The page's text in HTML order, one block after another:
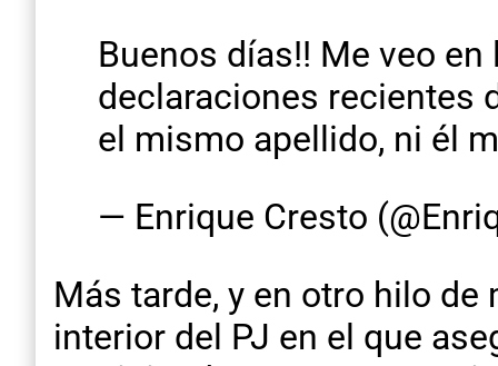
Buenos días!! Me veo
declaraciones recientes
el mismo apellido, ni él
— Enrique Cresto
Más tarde, y en otro hilo
interior del PJ en el que